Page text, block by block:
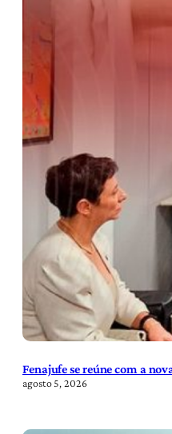
Fenajufe se reúne com a
agosto 5, 2026